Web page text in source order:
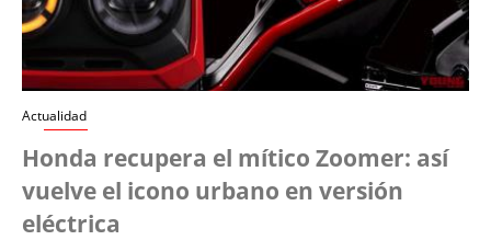
Actualidad
Honda recupera el mítico Zoomer: así
vuelve el icono urbano en versión
eléctrica